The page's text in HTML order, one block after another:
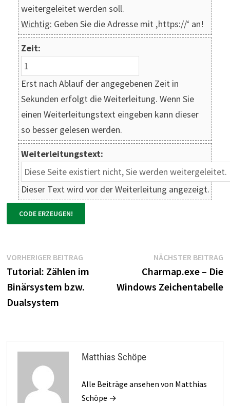
weitergeleitet werden soll.
Wichtig: Geben Sie die Adresse mit ‚https://‘ an!
Zeit:
Erst nach Ablauf der angegebenen Zeit in
Sekunden erfolgt die Weiterleitung. Wenn Sie
einen Weiterleitungstext eingeben kann dieser
so besser gelesen werden.
Weiterleitungstext:
Dieser Text wird vor der Weiterleitung angezeigt.
Beitragsnavigation
VORHERIGER BEITRAG
Beitrag:
Tutorial: Zählen im
Binärsystem bzw.
Dualsystem
NÄCHSTER BEITRAG
Charmap.exe – Die
Windows Zeichentabelle
Matthias Schöpe
Alle Beiträge ansehen von Matthias
Schöpe →